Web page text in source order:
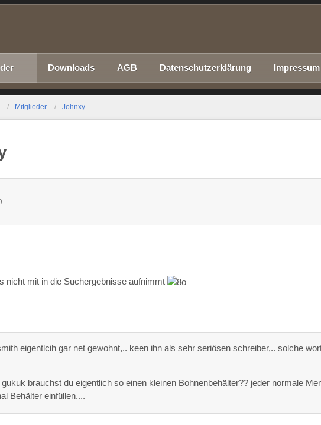
Downloads AGB Datenschutzerklärung Impressum
Mitglieder Johnxy
nicht mit in die Suchergebnisse aufnimmt
eigentlcih gar net gewohnt,.. keen ihn als sehr seriösen schreiber,.. solche
brauchst du eigentlich so einen kleinen Bohnenbehälter?? jeder normale
Behälter einfüllen....